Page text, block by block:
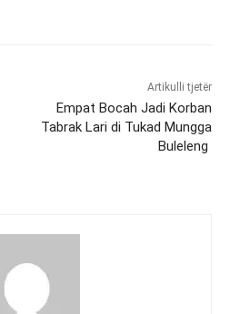
Artikulli tjetër
Empat Bocah Jadi Korban
Tabrak Lari di Tukad Mungga
Buleleng